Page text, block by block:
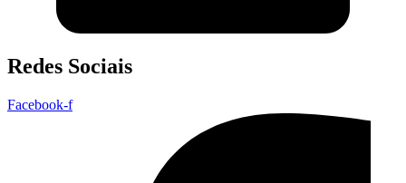
Redes Sociais
Facebook-f